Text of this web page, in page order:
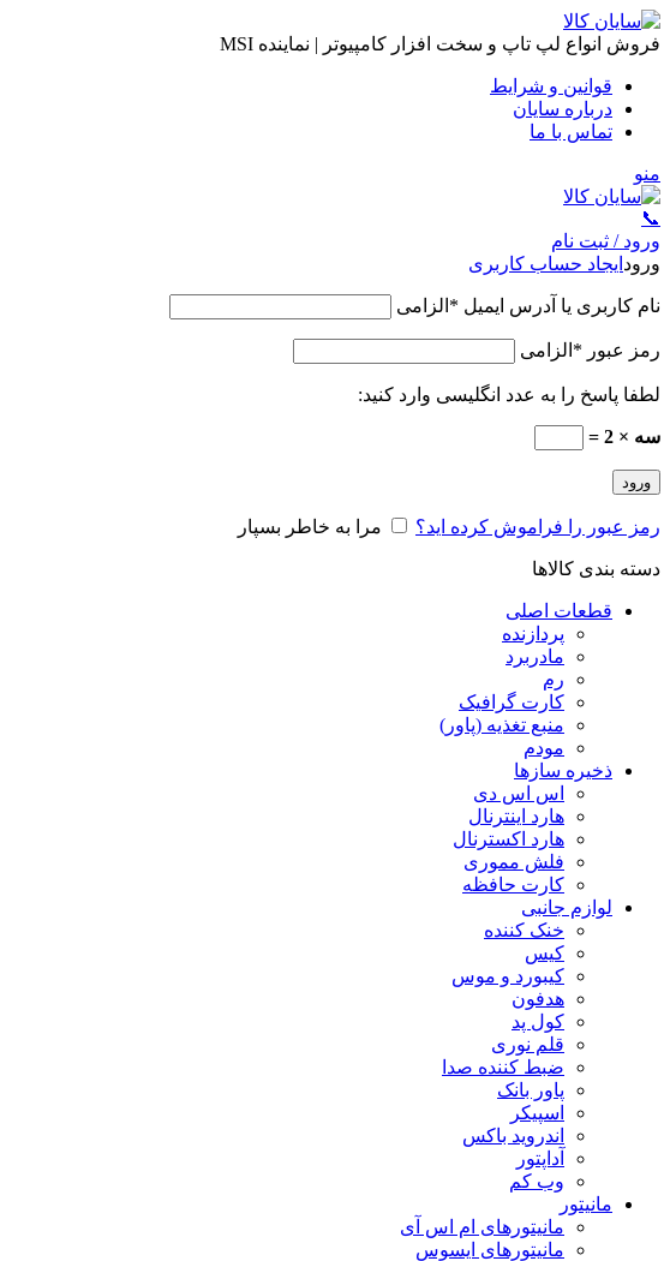
فروش انواع لپ تاپ و سخت افزار کامپیوتر | نماینده MSI
قوانین و شرایط
درباره سایان
تماس با ما
منو
📞
ورود / ثبت نام
ورود ایجاد حساب کاربری
نام کاربری یا آدرس ایمیل * الزامی
رمز عبور * الزامی
لطفا پاسخ را به عدد انگلیسی وارد کنید:
سه × 2 =
ورود
رمز عبور را فراموش کرده اید؟ مرا به خاطر بسپار
دسته بندی کالاها
قطعات اصلی
پردازنده
مادربرد
رم
کارت گرافیک
منبع تغذیه (پاور)
مودم
ذخیره سازها
اس اس دی
هارد اینترنال
هارد اکسترنال
فلش مموری
کارت حافظه
لوازم جانبی
خنک کننده
کیس
کیبورد و موس
هدفون
کول پد
قلم نوری
ضبط کننده صدا
پاور بانک
اسپیکر
اندروید باکس
آداپتور
وب کم
مانیتور
مانیتورهای ام اس آی
مانیتورهای ایسوس